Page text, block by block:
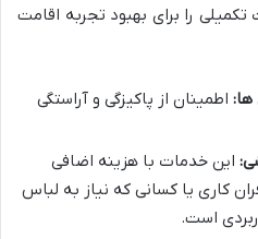
را برای بهبود تجربه اقامت
ها: اطمینان از پاکیزگی و آراستگی
این خدمات با هزینه اضافی
کاری یا کسانی که نیاز به لباس
است.